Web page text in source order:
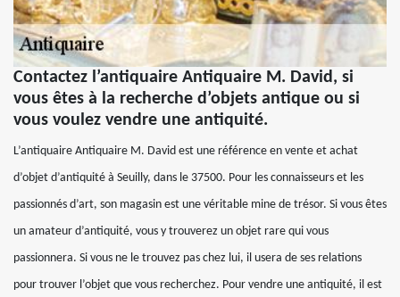
Contactez l’antiquaire Antiquaire M. David, si
vous êtes à la recherche d’objets antique ou si
vous voulez vendre une antiquité.
L’antiquaire Antiquaire M. David est une référence en vente et achat
d’objet d’antiquité à Seuilly, dans le 37500. Pour les connaisseurs et les
passionnés d’art, son magasin est une véritable mine de trésor. Si vous êtes
un amateur d’antiquité, vous y trouverez un objet rare qui vous
passionnera. Si vous ne le trouvez pas chez lui, il usera de ses relations
pour trouver l’objet que vous recherchez. Pour vendre une antiquité, il est